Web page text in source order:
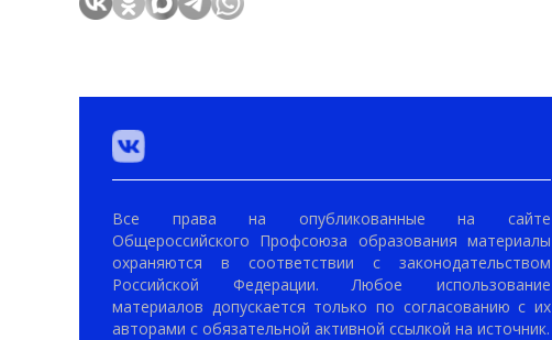
Все права на опубликованные на сайте
Общероссийского Профсоюза образования материалы
охраняются в соответствии с законодательством
Российской Федерации. Любое использование
материалов допускается только по согласованию с их
авторами с обязательной активной ссылкой на источник.